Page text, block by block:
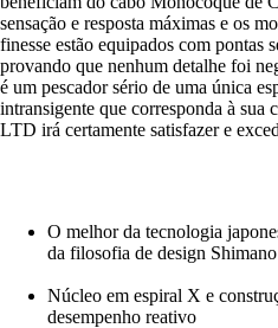
sensação e resposta máximas e os
finesse estão equipados com
provando que nenhum detalhe foi
é um pescador sério de uma única
intransigente que corresponda à sua
LTD irá certamente satisfazer e
O melhor da tecnologia
da filosofia de design
Núcleo em espiral X e
desempenho reativo